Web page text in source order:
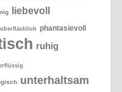
liebevoll
oberflächlich phantasievoll
ruhig
unterhaltsam